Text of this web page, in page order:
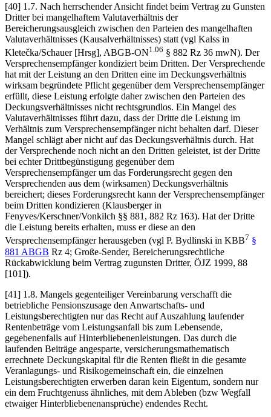
[40] 1.7. Nach herrschender Ansicht findet beim Vertrag zu Gunsten
Dritter bei mangelhaftem Valutaverhältnis der
Bereicherungsausgleich zwischen den Parteien des mangelhaften
Valutaverhältnisses (Kausalverhältnisses) statt (vgl Kalss in
Kletečka/Schauer[Hrsg], ABGB-ON1.06 § 882 Rz 36 mwN). Der
Versprechensempfänger kondiziert beim Dritten. Der Versprechende
hat mit der Leistung an den Dritten eine im Deckungsverhältnis
wirksam begründete Pflicht gegenüber dem Versprechensempfänger
erfüllt, diese Leistung erfolgte daher zwischen den Parteien des
Deckungsverhältnisses nicht rechtsgrundlos. Ein Mangel des
Valutaverhältnisses führt dazu, dass der Dritte die Leistung im
Verhältnis zum Versprechensempfänger nicht behalten darf. Dieser
Mangel schlägt aber nicht auf das Deckungsverhältnis durch. Hat
der Versprechende noch nicht an den Dritten geleistet, ist der Dritte
bei echter Drittbegünstigung gegenüber dem
Versprechensempfänger um das Forderungsrecht gegen den
Versprechenden aus dem (wirksamen) Deckungsverhältnis
bereichert; dieses Forderungsrecht kann der Versprechensempfänger
beim Dritten kondizieren (Klausbergerin
Fenyves/Kerschner/Vonkilch §§ 881, 882 Rz 163). Hat der Dritte
die Leistung bereits erhalten, muss er diese an den
Versprechensempfänger herausgeben (vgl P. Bydlinski in KBB7 §
881 ABGB Rz 4; Große-Sender, Bereicherungsrechtliche
Rückabwicklung beim Vertrag zugunsten Dritter, ÖJZ 1999, 88
[101]).
[41] 1.8. Mangels gegenteiliger Vereinbarung verschafft die
betriebliche Pensionszusage den Anwartschafts- und
Leistungsberechtigten nur das Recht auf Auszahlung laufender
Rentenbeträge vom Leistungsanfall bis zum Lebensende,
gegebenenfalls auf Hinterbliebenenleistungen. Das durch die
laufenden Beiträge angesparte, versicherungsmathematisch
errechnete Deckungskapital für die Renten fließt in die gesamte
Veranlagungs- und Risikogemeinschaft ein, die einzelnen
Leistungsberechtigten erwerben daran kein Eigentum, sondern nur
ein dem Fruchtgenuss ähnliches, mit dem Ableben (bzw Wegfall
etwaiger Hinterbliebenenansprüche) endendes Recht.